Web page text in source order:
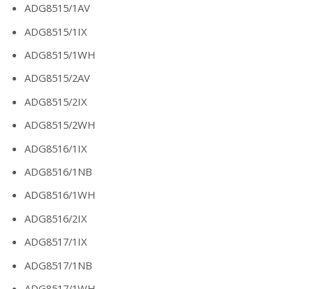
ADG8515/1AV
ADG8515/1IX
ADG8515/1WH
ADG8515/2AV
ADG8515/2IX
ADG8515/2WH
ADG8516/1IX
ADG8516/1NB
ADG8516/1WH
ADG8516/2IX
ADG8517/1IX
ADG8517/1NB